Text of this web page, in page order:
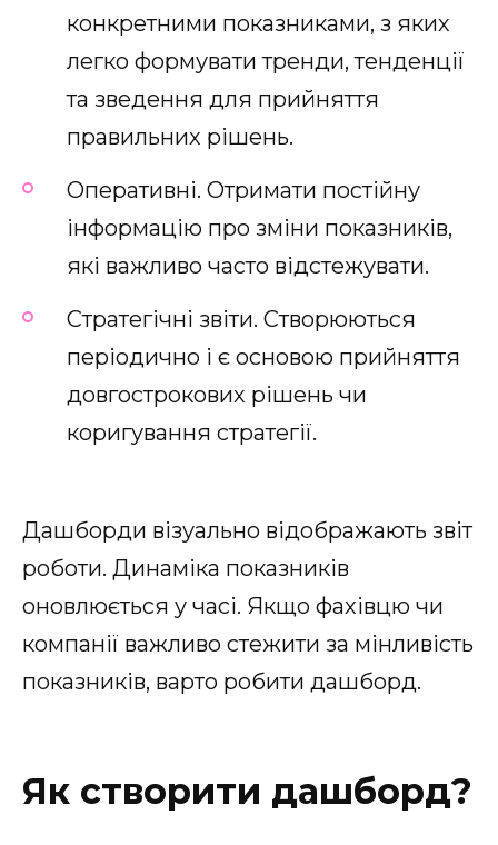
конкретними показниками, з яких
легко формувати тренди, тенденції
та зведення для прийняття
правильних рішень.
Оперативні. Отримати постійну
інформацію про зміни показників,
які важливо часто відстежувати.
Стратегічні звіти. Створюються
періодично і є основою прийняття
довгострокових рішень чи
коригування стратегії.
Дашборди візуально відображають звіт
роботи. Динаміка показників
оновлюється у часі. Якщо фахівцю чи
компанії важливо стежити за мінливість
показників, варто робити дашборд.
Як створити дашборд?